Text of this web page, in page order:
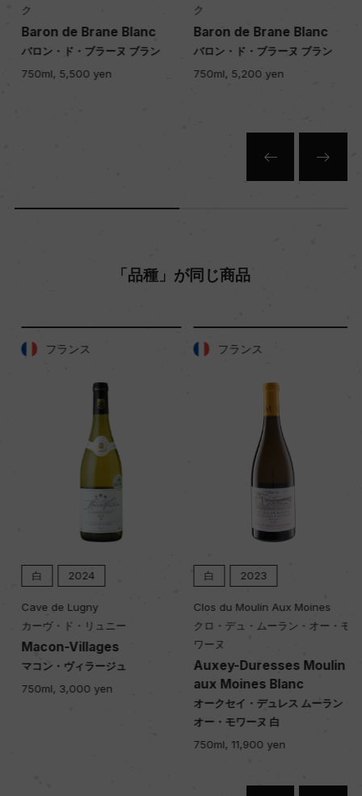
色
ク
Baron de Brane Blanc
バロン・ド・ブラーヌ ブラン
750ml, 5,500 yen
ク
Baron de Brane Blanc
バロン・ド・ブラーヌ ブラン
750ml, 5,200 yen
「品種」が同じ商品
フランス
白 2024
Cave de Lugny
カーヴ・ド・リュニー
Macon-Villages
マコン・ヴィラージュ
750ml, 3,000 yen
フランス
白 2023
Clos du Moulin Aux Moines
クロ・デュ・ムーラン・オー・モ
ワーヌ
Auxey-Duresses Moulin
aux Moines Blanc
オークセイ・デュレス ムーラン・
オー・モワーヌ 白
750ml, 11,900 yen